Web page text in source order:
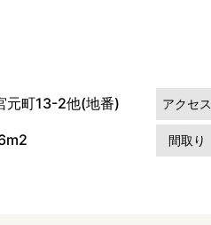
元町13-2他(地番) アクセス
間取り